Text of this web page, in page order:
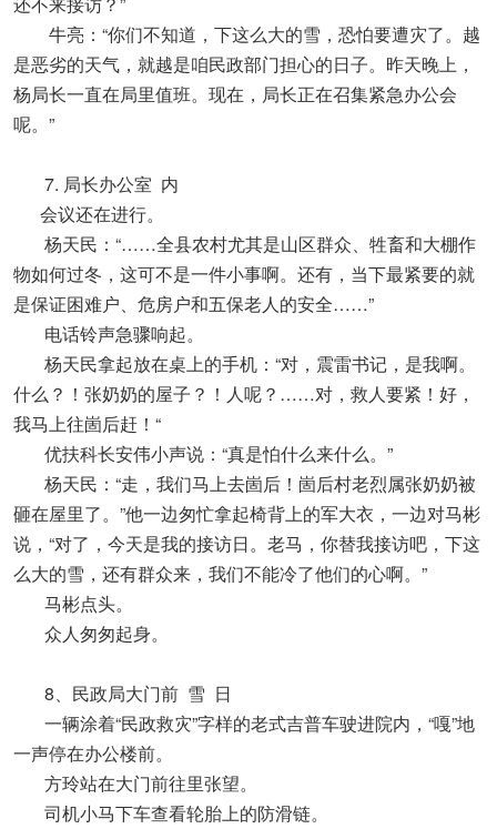
牛亮：“你们不知道，下这么大的雪，恐怕要遭灾了。越
是恶劣的天气，就越是咱民政部门担心的日子。昨天晚上，
杨局长一直在局里值班。现在，局长正在召集紧急办公会
呢。”
7. 局长办公室 内
会议还在进行。
杨天民：“……全县农村尤其是山区群众、牲畜和大棚作
物如何过冬，这可不是一件小事啊。还有，当下最紧要的就
是保证困难户、危房户和五保老人的安全……”
电话铃声急骤响起。
杨天民拿起放在桌上的手机：“对，震雷书记，是我啊。
什么？！张奶奶的屋子？！人呢？……对，救人要紧！好，
我马上往崮后赶！“
优扶科长安伟小声说：“真是怕什么来什么。”
杨天民：“走，我们马上去崮后！崮后村老烈属张奶奶被
砸在屋里了。”他一边匆忙拿起椅背上的军大衣，一边对马彬
说，“对了，今天是我的接访日。老马，你替我接访吧，下这
么大的雪，还有群众来，我们不能冷了他们的心啊。”
马彬点头。
众人匆匆起身。
8、民政局大门前 雪 日
一辆涂着“民政救灾”字样的老式吉普车驶进院内，“嘎”地
一声停在办公楼前。
方玲站在大门前往里张望。
司机小马下车查看轮胎上的防滑链。